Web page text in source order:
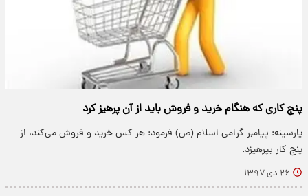
پنج کاری که هنگام خرید و فروش باید از آن پرهیز کرد
پارسینه: پیامبر گرامی اسلام (ص) فرمود: هر کس خرید و فروش می‌کند، از
پنج کار بپرهیزد.
۲۶ دی ۱۳۹۷